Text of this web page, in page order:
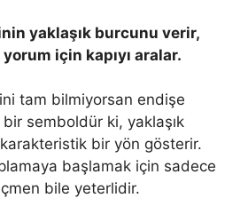
yaklaşık burcunu verir,
için kapıyı aralar.
tam bilmiyorsan endişe
semboldür ki, yaklaşık
bir yön gösterir.
başlamak için sadece
bile yeterlidir.